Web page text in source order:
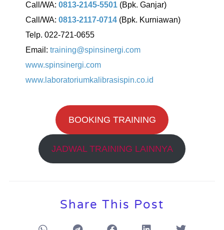
Call/WA: 0813-2145-5501(Bpk. Ganjar)
Call/WA: 0813-2117-0714(Bpk. Kurniawan)
Telp. 022-721-0655
Email: training@spinsinergi.com
www.spinsinergi.com
www.laboratoriumkalibrasispin.co.id
BOOKING TRAINING
JADWAL TRAINING LAINNYA
Share This Post